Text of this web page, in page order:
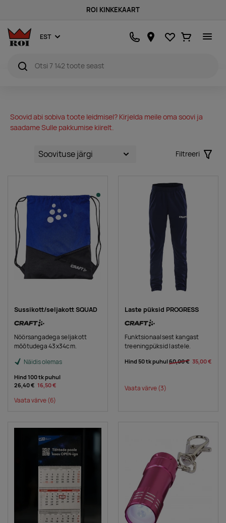
ROI KINKEKAART
EST Lemmikud
Ostukorv
Soovid abi sobiva toote leidmisel? Kirjelda meile oma soovi ja
saadame Sulle pakkumise kiirelt.
Filtreeri
Filter
Sussikott/seljakott SQUAD
Nöörsangadega seljakott
mõõtudega 43x34cm.
Näidis olemas
Hind 100 tk puhul
26,40 € 16,50 €
Vaata värve(6)
Laste püksid PROGRESS
Funktsionaalsest kangast
treeningpüksid lastele.
Hind 50 tk puhul60,00 € 35,00 €
Vaata värve(3)